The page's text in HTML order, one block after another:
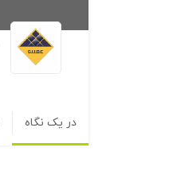
در یک نگاه